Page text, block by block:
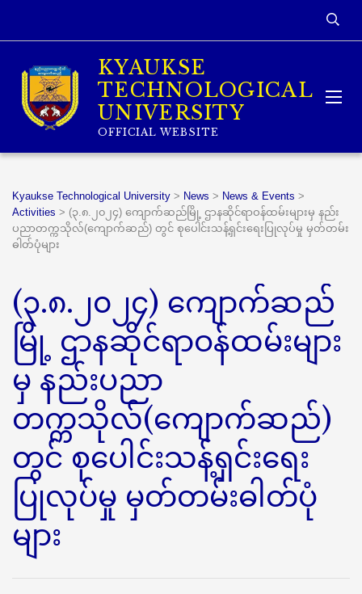
KYAUKSE
TECHNOLOGICAL
UNIVERSITY
OFFICIAL WEBSITE
Kyaukse Technological University > News > News & Events >
Activities > (၃.၈.၂၀၂၄) ကျောက်ဆည်မြို့ ဌာနဆိုင်ရာဝန်ထမ်းများမှ နည်း
ပညာတက္ကသိုလ်(ကျောက်ဆည်) တွင် စုပေါင်းသန့်ရှင်းရေးပြုလုပ်မှု မှတ်တမ်း
ဓါတ်ပုံများ
(၃.၈.၂၀၂၄) ကျောက်ဆည်
မြို့ ဌာနဆိုင်ရာဝန်ထမ်းများ
မှ နည်းပညာ
တက္ကသိုလ်(ကျောက်ဆည်)
တွင် စုပေါင်းသန့်ရှင်းရေး
ပြုလုပ်မှု မှတ်တမ်းဓါတ်ပုံ
များ